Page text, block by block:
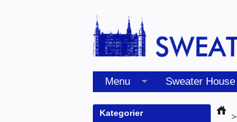
Menu Sweater House
Kategorier >